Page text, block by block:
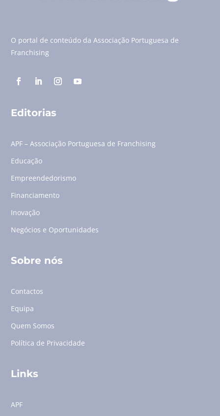
O portal de conteúdo da Associação Portuguesa de
Franchising
Editorias
APF – Associação Portuguesa de Franchising
Educação
Empreendedorismo
Financiamento
Inovação
Negócios e Oportunidades
Sobre nós
Contactos
Equipa
Quem Somos
Política de Privacidade
Links
APF